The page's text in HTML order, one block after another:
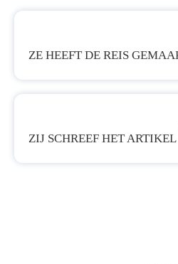
ZE HEEFT DE REIS
ZIJ SCHREEF HET ARTIKEL